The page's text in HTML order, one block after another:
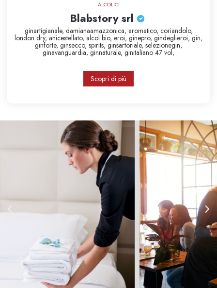
ALCOLICI
Blabstory srl
ginartigianale, damianaamazzonica, aromatico, coriandolo,
london dry, anicestellato, alcol bio, eroi, ginepro, gindeglieroi, gin,
ginforte, ginsecco, spirits, ginsartoriale, selezionegin,
ginavanguardia, ginnaturale, ginitaliano 47 vol,
Scopri di più